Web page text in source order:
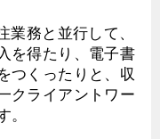
業務と並行して、
を得たり、電子書
つくったりと、収
クライアントワー
。